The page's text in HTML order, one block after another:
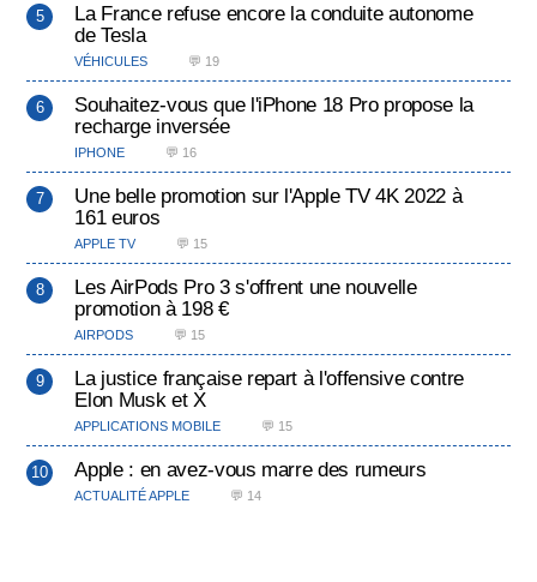
La France refuse encore la conduite autonome
de Tesla
VÉHICULES 💬 19
Souhaitez-vous que l'iPhone 18 Pro propose la
recharge inversée
IPHONE 💬 16
Une belle promotion sur l'Apple TV 4K 2022 à
161 euros
APPLE TV 💬 15
Les AirPods Pro 3 s'offrent une nouvelle
promotion à 198 €
AIRPODS 💬 15
La justice française repart à l'offensive contre
Elon Musk et X
APPLICATIONS MOBILE 💬 15
Apple : en avez-vous marre des rumeurs
ACTUALITÉ APPLE 💬 14